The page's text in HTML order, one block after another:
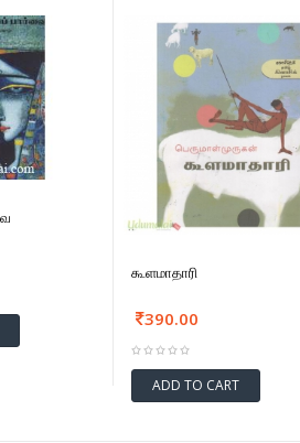
கூளமாதாரி
390.00
ADD TO CART